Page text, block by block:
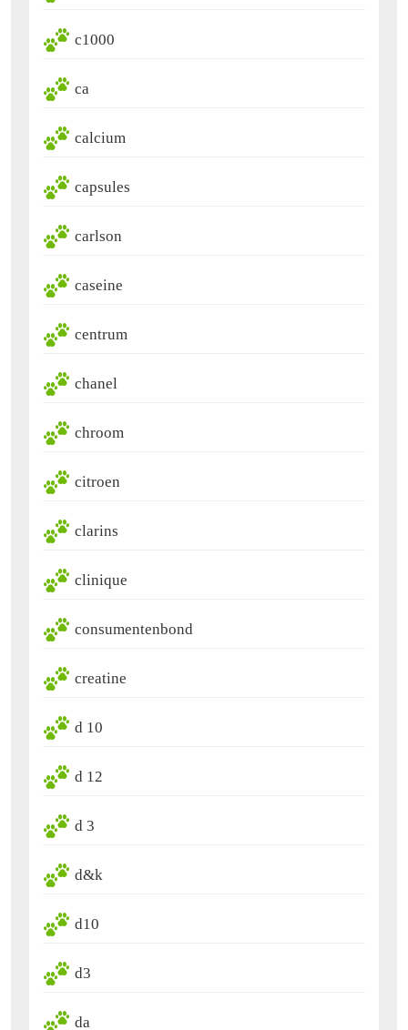
c1000
ca
calcium
capsules
carlson
caseine
centrum
chanel
chroom
citroen
clarins
clinique
consumentenbond
creatine
d 10
d 12
d 3
d&k
d10
d3
da